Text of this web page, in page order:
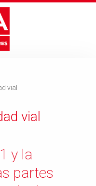
vial
vial
y la
partes